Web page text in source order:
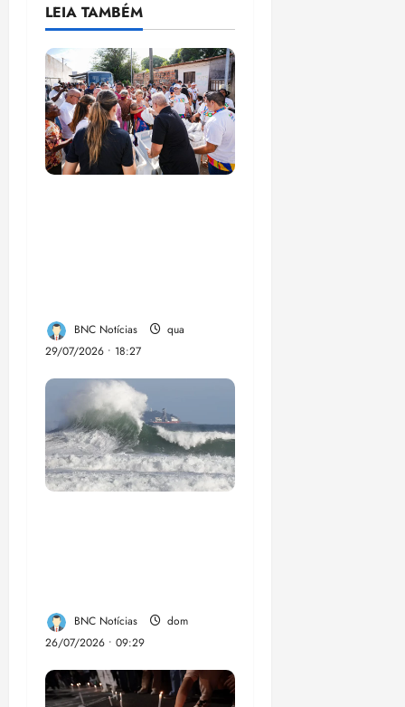
LEIA TAMBÉM
BNC Notícias
qua
29/07/2026 • 18:27
BNC Notícias
dom
26/07/2026 • 09:29